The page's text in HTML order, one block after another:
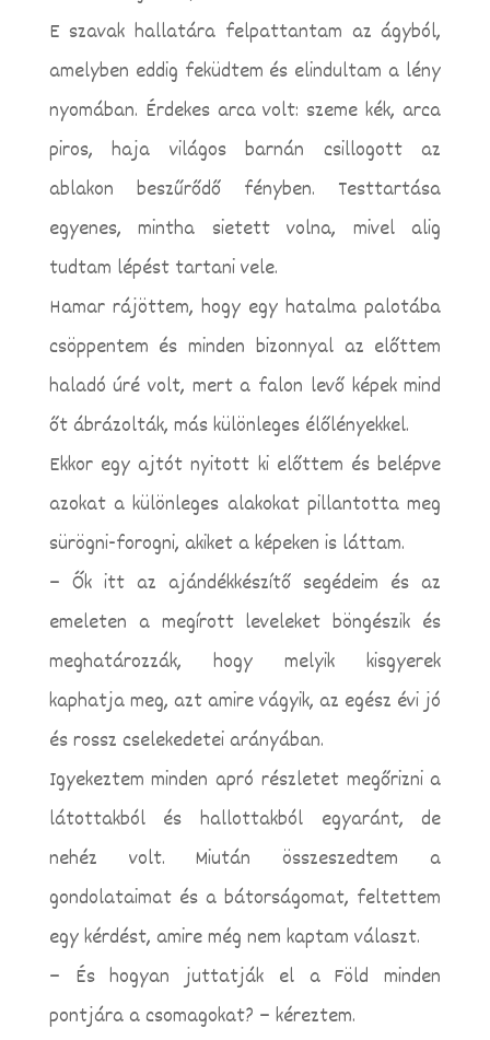
E szavak hallatára felpattantam az ágyból,
amelyben eddig feküdtem és elindultam a lény
nyomában. Érdekes arca volt: szeme kék, arca
piros, haja világos barnán csillogott az
ablakon beszűrődő fényben. Testtartása
egyenes, mintha sietett volna, mivel alig
tudtam lépést tartani vele.
Hamar rájöttem, hogy egy hatalma palotába
csöppentem és minden bizonnyal az előttem
haladó úré volt, mert a falon levő képek mind
őt ábrázolták, más különleges élőlényekkel.
Ekkor egy ajtót nyitott ki előttem és belépve
azokat a különleges alakokat pillantotta meg
sürögni-forogni, akiket a képeken is láttam.
– Ők itt az ajándékkészítő segédeim és az
emeleten a megírott leveleket böngészik és
meghatározzák, hogy melyik kisgyerek
kaphatja meg, azt amire vágyik, az egész évi jó
és rossz cselekedetei arányában.
Igyekeztem minden apró részletet megőrizni a
látottakból és hallottakból egyaránt, de
nehéz volt. Miután összeszedtem a
gondolataimat és a bátorságomat, feltettem
egy kérdést, amire még nem kaptam választ.
– És hogyan juttatják el a Föld minden
pontjára a csomagokat? – kéreztem.